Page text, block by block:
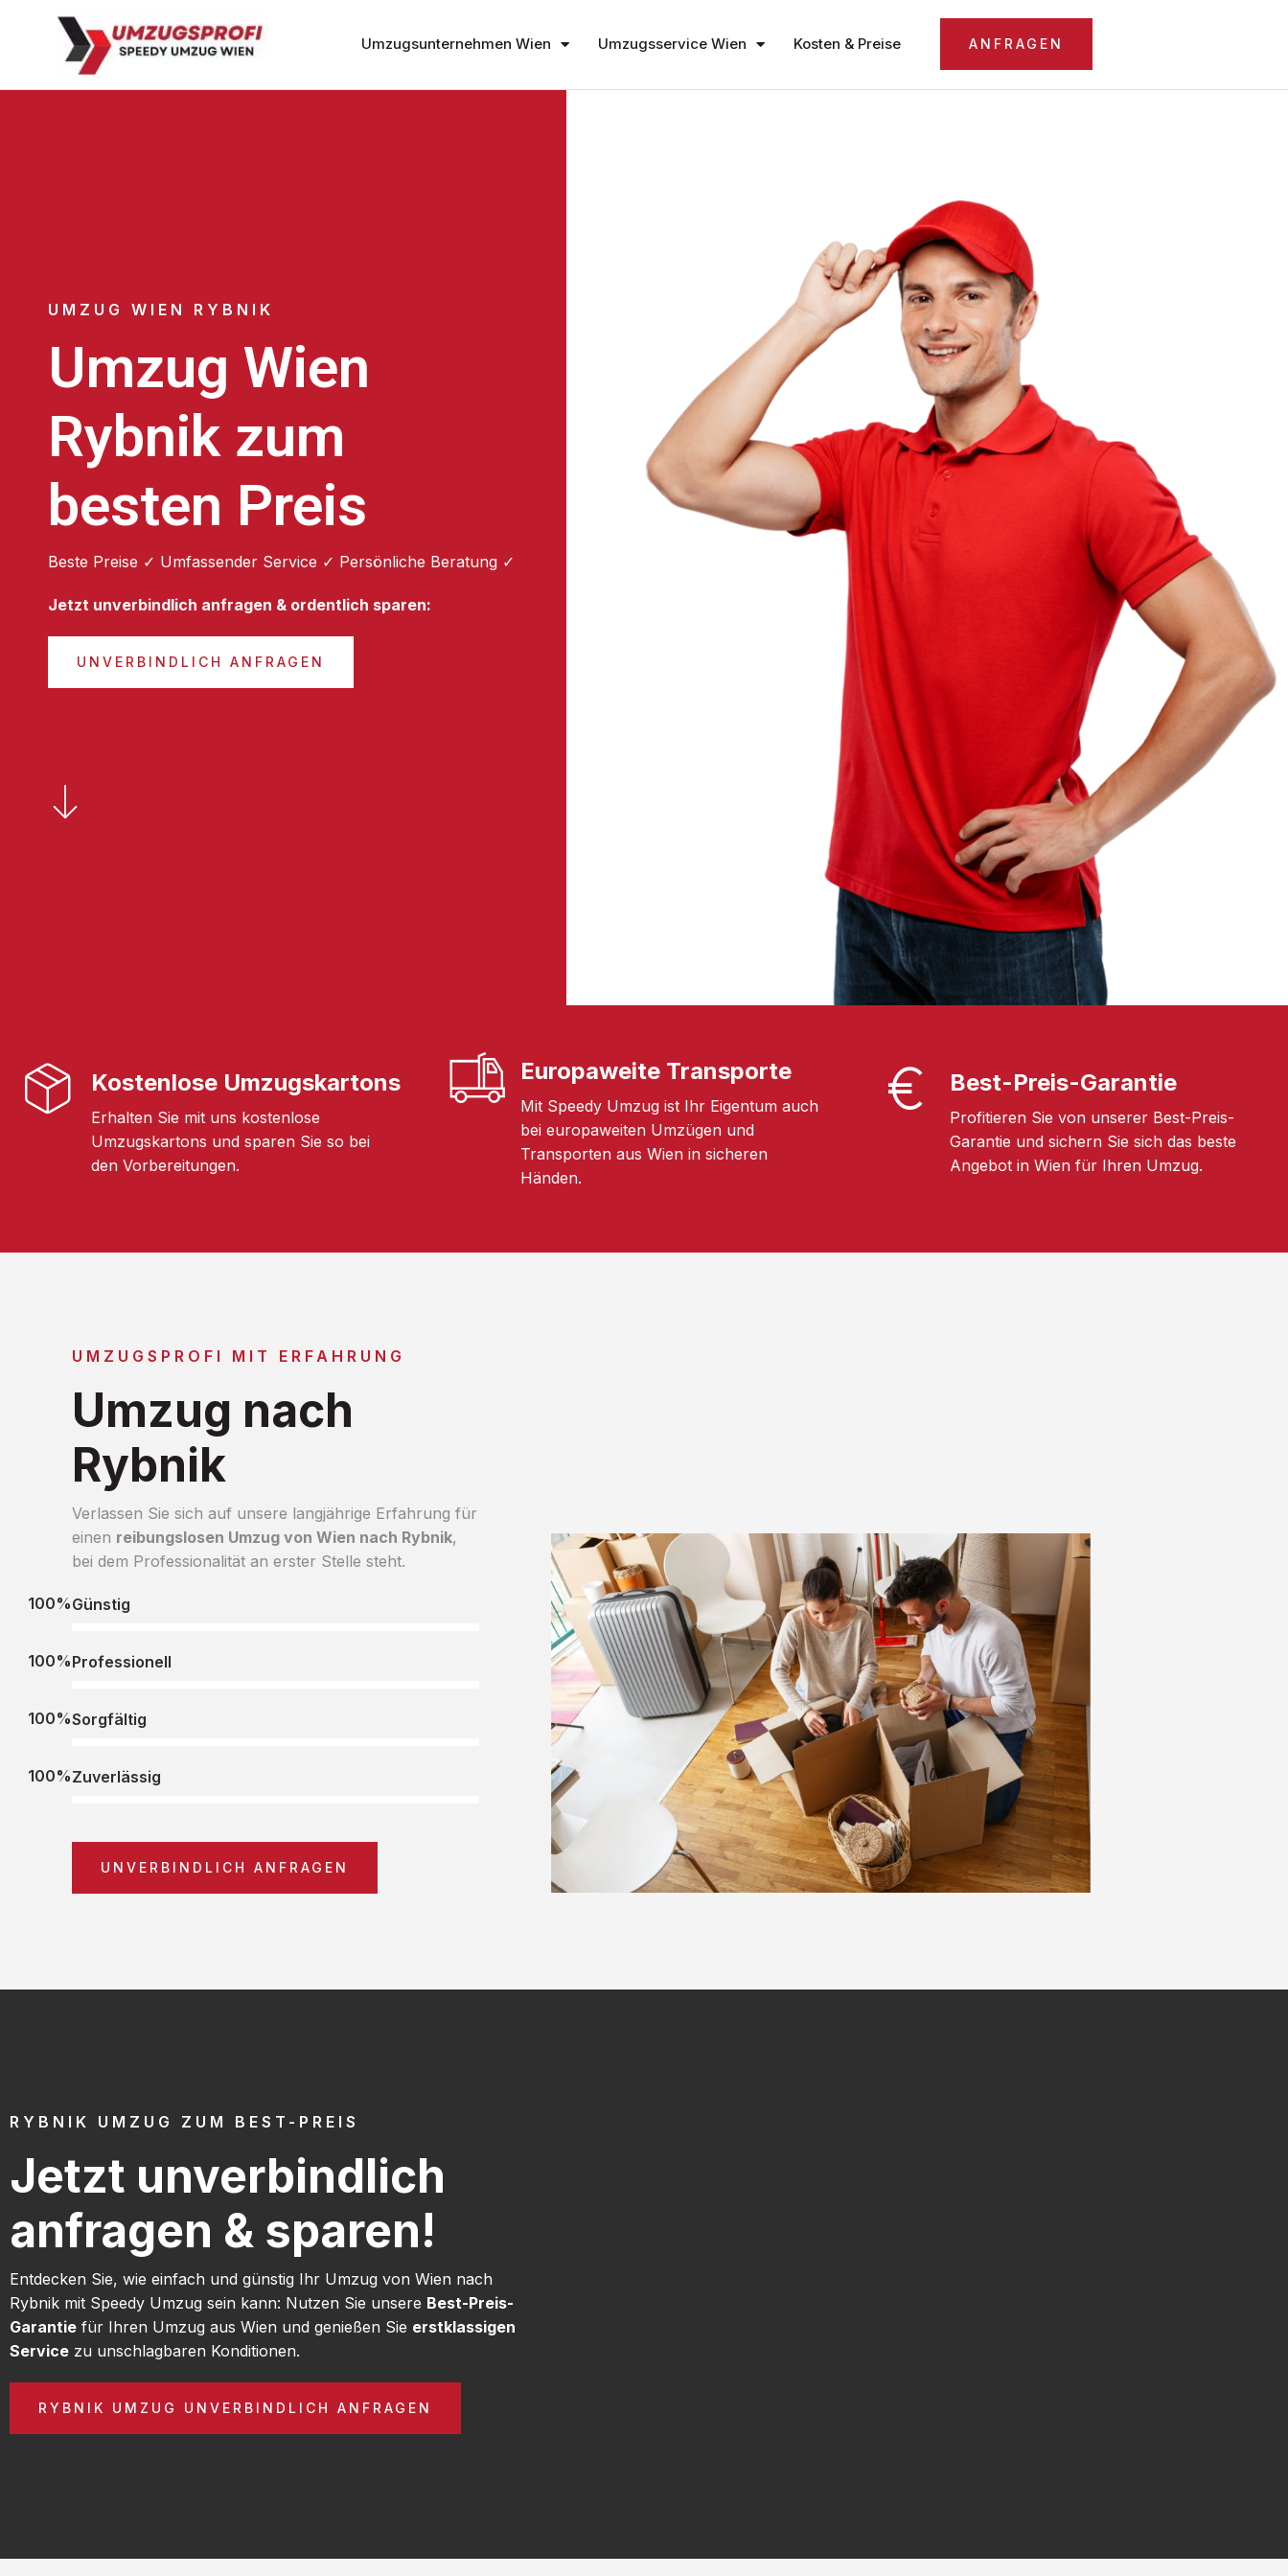
Umzugsunternehmen Wien Umzugsservice Wien Kosten & Preise ANFRAGEN
UMZUG WIEN RYBNIK
Umzug Wien
Rybnik zum
besten Preis
Beste Preise ✓ Umfassender Service ✓ Persönliche Beratung ✓
Jetzt unverbindlich anfragen & ordentlich sparen:
UNVERBINDLICH ANFRAGEN
Kostenlose Umzugskartons
Erhalten Sie mit uns kostenlose
Umzugskartons und sparen Sie so bei
den Vorbereitungen.
Europaweite Transporte
Mit Speedy Umzug ist Ihr Eigentum auch
bei europaweiten Umzügen und
Transporten aus Wien in sicheren
Händen.
Best-Preis-Garantie
Profitieren Sie von unserer Best-Preis-
Garantie und sichern Sie sich das beste
Angebot in Wien für Ihren Umzug.
UMZUGSPROFI MIT ERFAHRUNG
Umzug nach
Rybnik
Verlassen Sie sich auf unsere langjährige Erfahrung für
einen reibungslosen Umzug von Wien nach Rybnik,
bei dem Professionalität an erster Stelle steht.
Günstig
100%
Professionell
100%
Sorgfältig
100%
Zuverlässig
100%
UNVERBINDLICH ANFRAGEN
RYBNIK UMZUG ZUM BEST-PREIS
Jetzt unverbindlich
anfragen & sparen!
Entdecken Sie, wie einfach und günstig Ihr Umzug von Wien nach
Rybnik mit Speedy Umzug sein kann: Nutzen Sie unsere Best-Preis-
Garantie für Ihren Umzug aus Wien und genießen Sie erstklassigen
Service zu unschlagbaren Konditionen.
RYBNIK UMZUG UNVERBINDLICH ANFRAGEN